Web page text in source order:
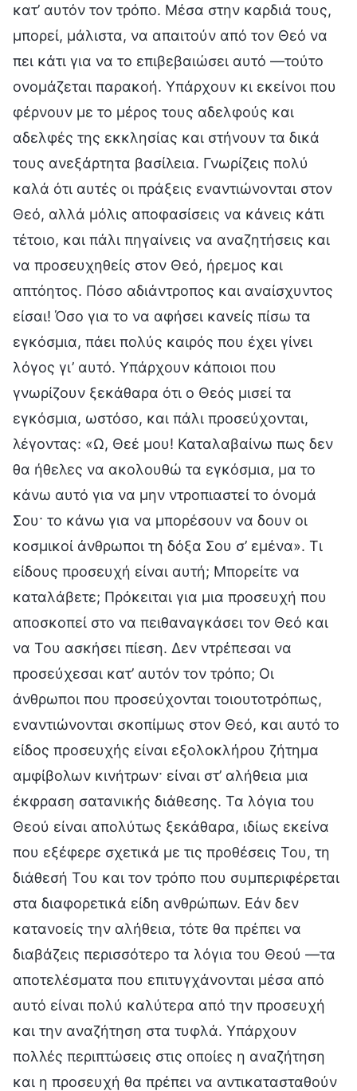
κατ’ αυτόν τον τρόπο. Μέσα στην καρδιά τους,
μπορεί, μάλιστα, να απαιτούν από τον Θεό να
πει κάτι για να το επιβεβαιώσει αυτό —τούτο
ονομάζεται παρακοή. Υπάρχουν κι εκείνοι που
φέρνουν με το μέρος τους αδελφούς και
αδελφές της εκκλησίας και στήνουν τα δικά
τους ανεξάρτητα βασίλεια. Γνωρίζεις πολύ
καλά ότι αυτές οι πράξεις εναντιώνονται στον
Θεό, αλλά μόλις αποφασίσεις να κάνεις κάτι
τέτοιο, και πάλι πηγαίνεις να αναζητήσεις και
να προσευχηθείς στον Θεό, ήρεμος και
απτόητος. Πόσο αδιάντροπος και αναίσχυντος
είσαι! Όσο για το να αφήσει κανείς πίσω τα
εγκόσμια, πάει πολύς καιρός που έχει γίνει
λόγος γι’ αυτό. Υπάρχουν κάποιοι που
γνωρίζουν ξεκάθαρα ότι ο Θεός μισεί τα
εγκόσμια, ωστόσο, και πάλι προσεύχονται,
λέγοντας: «Ω, Θεέ μου! Καταλαβαίνω πως δεν
θα ήθελες να ακολουθώ τα εγκόσμια, μα το
κάνω αυτό για να μην ντροπιαστεί το όνομά
Σου· το κάνω για να μπορέσουν να δουν οι
κοσμικοί άνθρωποι τη δόξα Σου σ’ εμένα». Τι
είδους προσευχή είναι αυτή; Μπορείτε να
καταλάβετε; Πρόκειται για μια προσευχή που
αποσκοπεί στο να πειθαναγκάσει τον Θεό και
να Του ασκήσει πίεση. Δεν ντρέπεσαι να
προσεύχεσαι κατ’ αυτόν τον τρόπο; Οι
άνθρωποι που προσεύχονται τοιουτοτρόπως,
εναντιώνονται σκοπίμως στον Θεό, και αυτό το
είδος προσευχής είναι εξολοκλήρου ζήτημα
αμφίβολων κινήτρων· είναι στ’ αλήθεια μια
έκφραση σατανικής διάθεσης. Τα λόγια του
Θεού είναι απολύτως ξεκάθαρα, ιδίως εκείνα
που εξέφερε σχετικά με τις προθέσεις Του, τη
διάθεσή Του και τον τρόπο που συμπεριφέρεται
στα διαφορετικά είδη ανθρώπων. Εάν δεν
κατανοείς την αλήθεια, τότε θα πρέπει να
διαβάζεις περισσότερο τα λόγια του Θεού —τα
αποτελέσματα που επιτυγχάνονται μέσα από
αυτό είναι πολύ καλύτερα από την προσευχή
και την αναζήτηση στα τυφλά. Υπάρχουν
πολλές περιπτώσεις στις οποίες η αναζήτηση
και η προσευχή θα πρέπει να αντικατασταθούν